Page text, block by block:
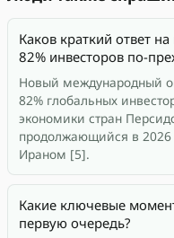
Каков краткий ответ
82% инвесторов по-
Новый международный
82% глобальных
экономики стран
продолжающийся в
Ираном [5].
Какие ключевые
первую очередь?